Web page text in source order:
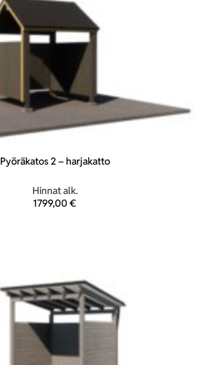
Pyöräkatos 2 – harjakatto
Hinnat alk.
1799,00€